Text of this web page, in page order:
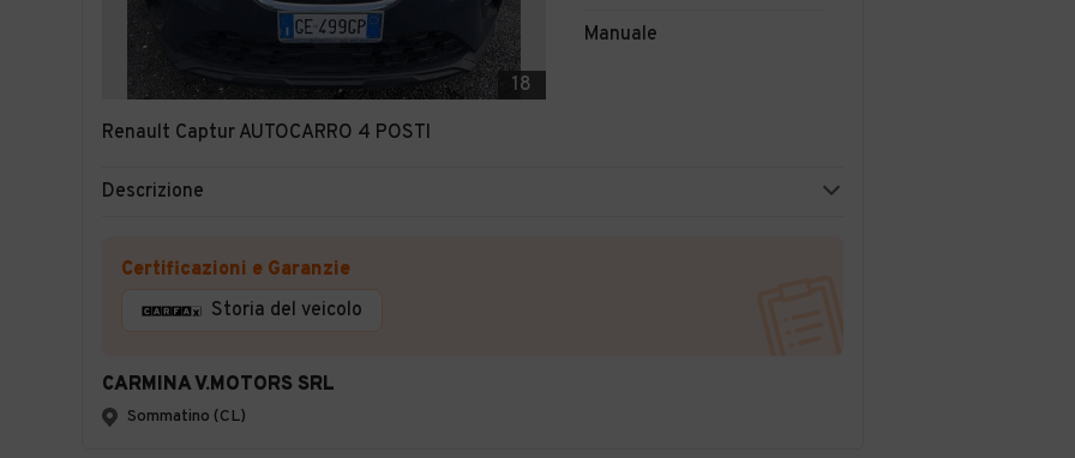
18
Renault Captur AUTOCARRO 4 POSTI
Manuale
Descrizione
Certificazioni e Garanzie
Storia del veicolo
CARMINA V.MOTORS SRL
Sommatino (CL)